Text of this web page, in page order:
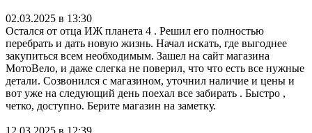
02.03.2025 в 13:30
Остался от отца ИЖ планета 4 . Решил его полностью
перебрать и дать новую жизнь. Начал искать, где выгоднее
закупиться всем необходимым. Зашел на сайт магазина
МотоВело, и даже слегка не поверил, что что есть все нужные
детали. Созвонился с магазином, уточнил наличие и цены и
вот уже на следующий день поехал все забирать . Быстро ,
четко, доступно. Берите магазин на заметку.
12.03.2025 в 12:39